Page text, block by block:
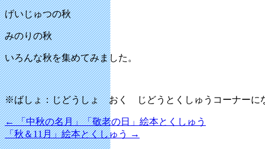
げいじゅつの秋
みのりの秋
いろんな秋を集めてみました。
※ばしょ：じどうしょ おく じどうとくしゅうコーナーに
←「中秋の名月」「敬老の日」絵本とくしゅう
「秋＆11月」絵本とくしゅう
→